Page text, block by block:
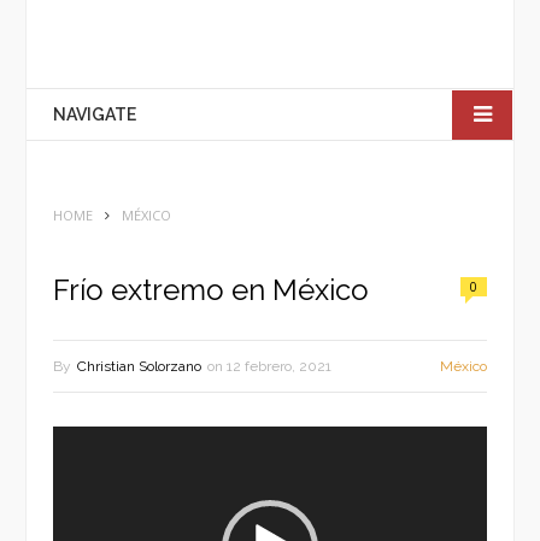
NAVIGATE
HOME MÉXICO
Frío extremo en México 0
By Christian Solorzano on 12 febrero, 2021 México